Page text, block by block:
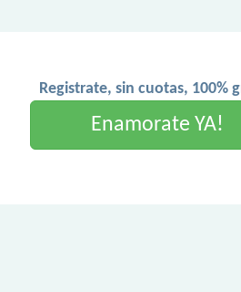
Registrate, sin cuotas, 100%
Enamorate YA!